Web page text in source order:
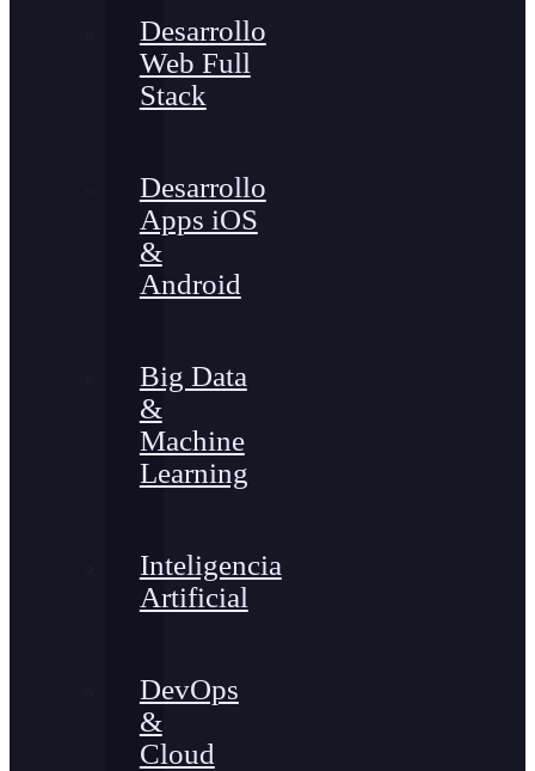
Desarrollo
Web Full
Stack
Desarrollo
Apps iOS
&
Android
Big Data
&
Machine
Learning
Inteligencia
Artificial
DevOps
&
Cloud